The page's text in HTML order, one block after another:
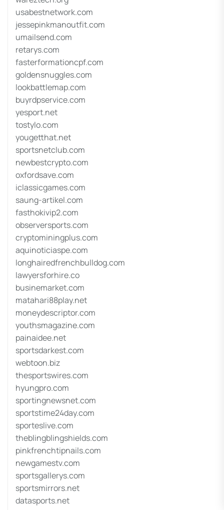
usabestnetwork.com
jessepinkmanoutfit.com
umailsend.com
retarys.com
fasterformationcpf.com
goldensnuggles.com
lookbattlemap.com
buyrdpservice.com
yesport.net
tostylo.com
yougetthat.net
sportsnetclub.com
newbestcrypto.com
oxfordsave.com
iclassicgames.com
saung-artikel.com
fasthokivip2.com
observersports.com
cryptominingplus.com
aquinoticiaspe.com
longhairedfrenchbulldog.com
lawyersforhire.co
businemarket.com
matahari88play.net
moneydescriptor.com
youthsmagazine.com
painaidee.net
sportsdarkest.com
webtoon.biz
thesportswires.com
hyungpro.com
sportingnewsnet.com
sportstime24day.com
sporteslive.com
theblingblingshields.com
pinkfrenchtipnails.com
newgamestv.com
sportsgallerys.com
sportsmirrors.net
datasports.net